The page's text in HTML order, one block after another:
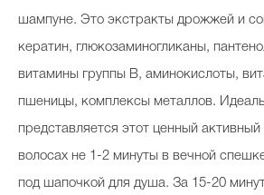
шампуне. Это экстракты дрожжей и
кератин, глюкозаминогликаны,
витамины группы В, аминокислоты,
пшеницы, комплексы металлов.
представляется этот ценный
волосах не 1-2 минуты в вечной
под шапочкой для душа. За 15-20